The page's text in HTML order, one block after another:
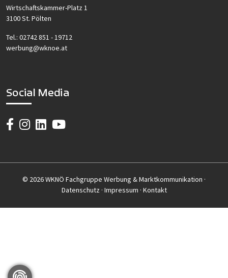
Wirtschaftskammer-Platz 1
3100 St. Pölten
Tel.: 02742 851 - 19712
werbung@wknoe.at
Social Media
© 2026 WKNÖ Fachgruppe Werbung & Marktkommunikation ·
Datenschutz· Impressum · Kontakt